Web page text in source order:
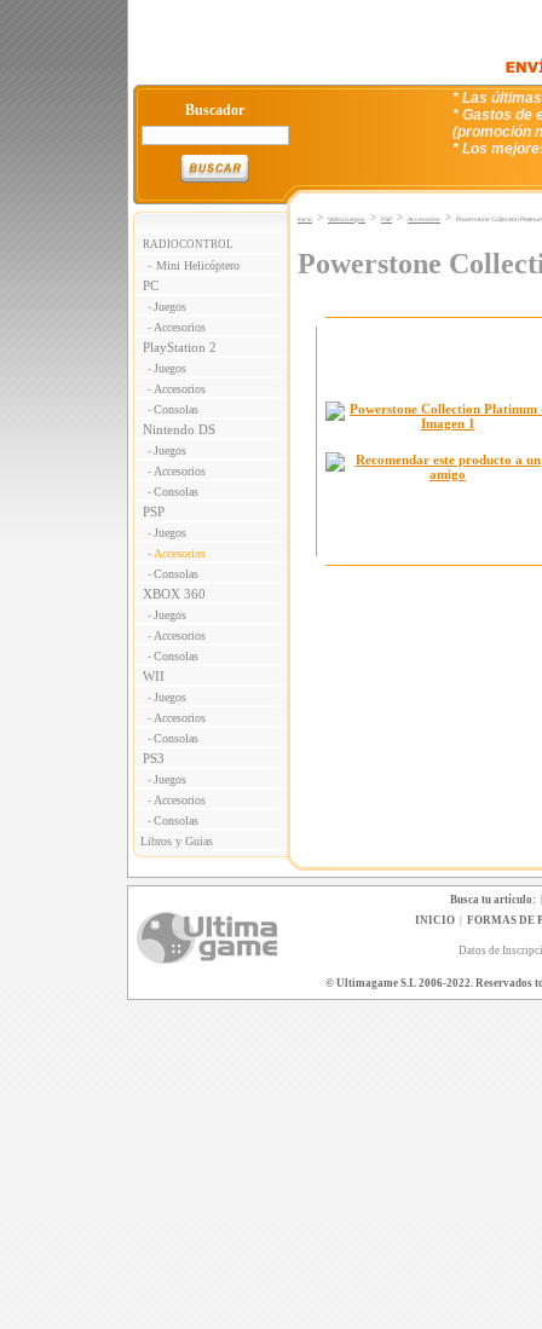
Buscador
* Las
* Gastos de
(promoción
* Los
RADIOCONTROL
- Mini Helicóptero
PC
- Juegos
- Accesorios
PlayStation 2
- Juegos
- Accesorios
- Consolas
Nintendo DS
- Juegos
- Accesorios
- Consolas
PSP
- Juegos
- Accesorios
- Consolas
XBOX 360
- Juegos
- Accesorios
- Consolas
WII
- Juegos
- Accesorios
- Consolas
PS3
- Juegos
- Accesorios
- Consolas
Libros y Guias
Inicio > VideoJuegos > PSP > Accesorios > Powerstone Collection Platinum
Powerstone
Busca tu artículo:
INICIO| FORMAS DE
Datos de
© Ultimagame S.L 2006-2022. Reservados